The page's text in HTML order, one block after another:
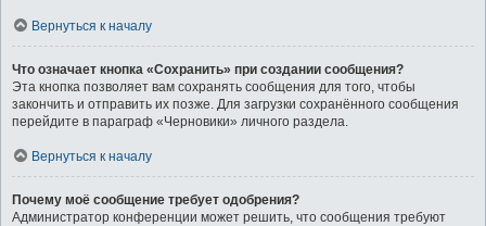
Вернуться к началу
Что означает кнопка «Сохранить» при создании сообщения?
Эта кнопка позволяет вам сохранять сообщения для того, чтобы
закончить и отправить их позже. Для загрузки сохранённого сообщения
перейдите в параграф «Черновики» личного раздела.
Вернуться к началу
Почему моё сообщение требует одобрения?
Администратор конференции может решить, что сообщения требуют